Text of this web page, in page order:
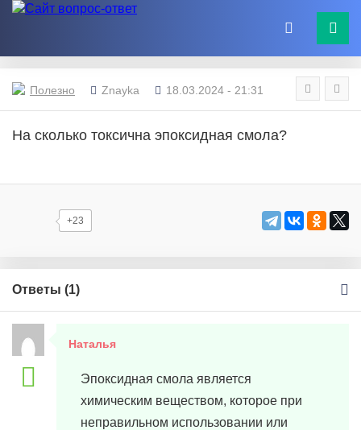
Полезно Znayka 18.03.2024 - 21:31
На сколько токсична эпоксидная смола?
+23
Ответы (1)
Наталья
Эпоксидная смола является
химическим веществом, которое при
неправильном использовании или